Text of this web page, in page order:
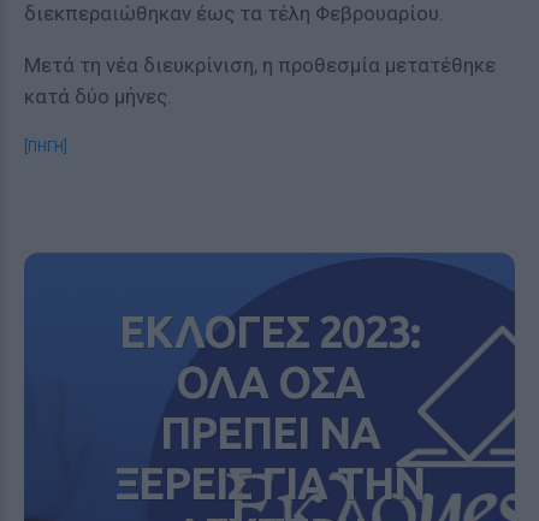
διεκπεραιώθηκαν έως τα τέλη Φεβρουαρίου.
Μετά τη νέα διευκρίνιση, η προθεσμία μετατέθηκε
κατά δύο μήνες.
[ΠΗΓΗ]
ΕΚΛΟΓΕΣ 2023:
ΟΛΑ ΟΣΑ
ΠΡΕΠΕΙ ΝΑ
ΞΕΡΕΙΣ ΓΙΑ ΤΗΝ